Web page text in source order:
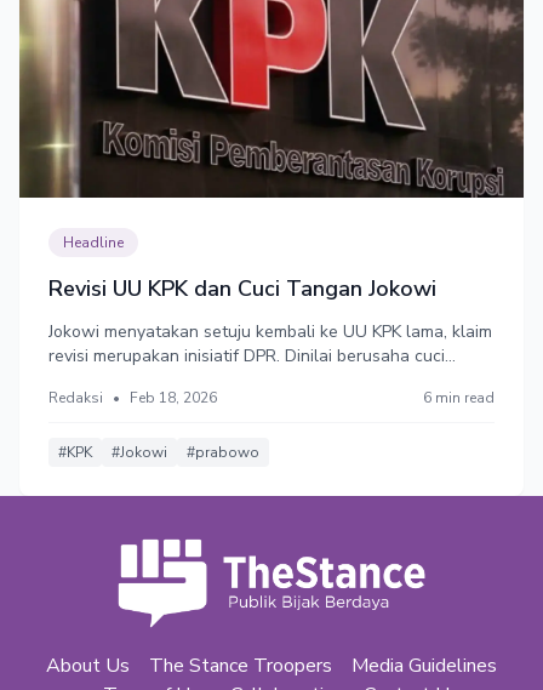
Headline
Revisi UU KPK dan Cuci Tangan Jokowi
Jokowi menyatakan setuju kembali ke UU KPK lama, klaim
revisi merupakan inisiatif DPR. Dinilai berusaha cuci
KPK dan menolak menerbitkan Perppu.
Redaksi • Feb 18, 2026 6 min read
#KPK #Jokowi #prabowo
About Us The Stance Troopers
Media Guidelines